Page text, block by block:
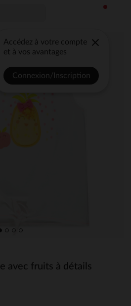
Accédez à votre compte
et à vos avantages
Connexion/Inscription
avec fruits à détails